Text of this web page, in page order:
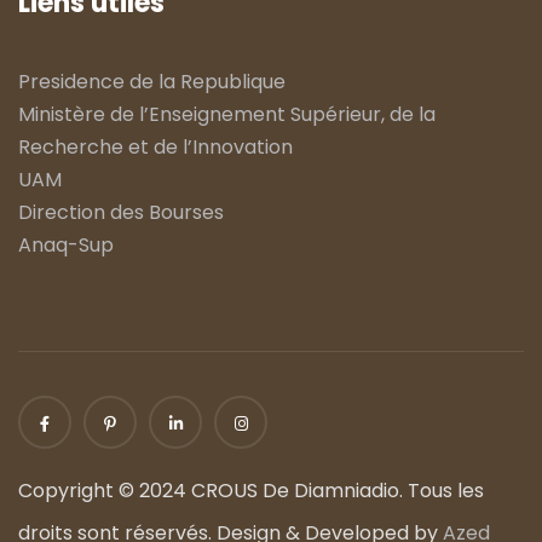
Presidence de la Republique
Ministère de l’Enseignement Supérieur, de la
Recherche et de l’Innovation
UAM
Direction des Bourses
Anaq-Sup
Copyright © 2024 CROUS De Diamniadio. Tous les
droits sont réservés. Design & Developed byAzed